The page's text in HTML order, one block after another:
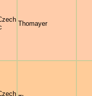
Thomayer